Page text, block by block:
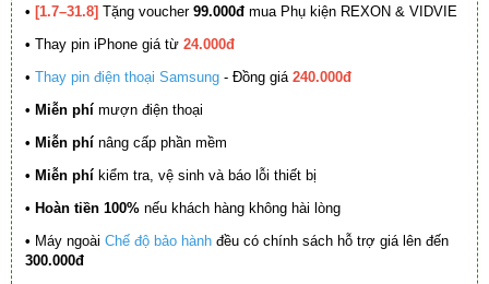
• [1.7–31.8] Tặng voucher 99.000đ mua Phụ kiện REXON & VIDVIE
• Thay pin iPhone giá từ 24.000đ
• Thay pin điện thoại Samsung - Đồng giá 240.000đ
• Miễn phí mượn điện thoại
• Miễn phí nâng cấp phần mềm
• Miễn phí kiểm tra, vệ sinh và báo lỗi thiết bị
• Hoàn tiền 100% nếu khách hàng không hài lòng
• Máy ngoài Chế độ bảo hành đều có chính sách hỗ trợ giá lên đến
300.000đ